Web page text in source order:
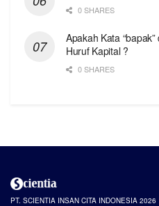
0 SHARES
Apakah Kata
Huruf Kapital ?
0 SHARES
PT. SCIENTIA INSAN CITA INDONESIA 2026